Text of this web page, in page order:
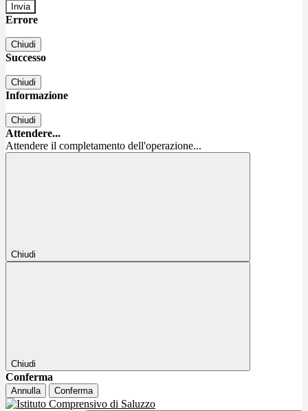
Errore
Chiudi
Successo
Chiudi
Informazione
Chiudi
Attendere...
Attendere il completamento dell'operazione...
Chiudi
Chiudi
Conferma
Annulla Conferma